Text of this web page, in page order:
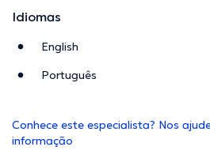
Idiomas
English
Português
Conhece este especialista? Nos
informação